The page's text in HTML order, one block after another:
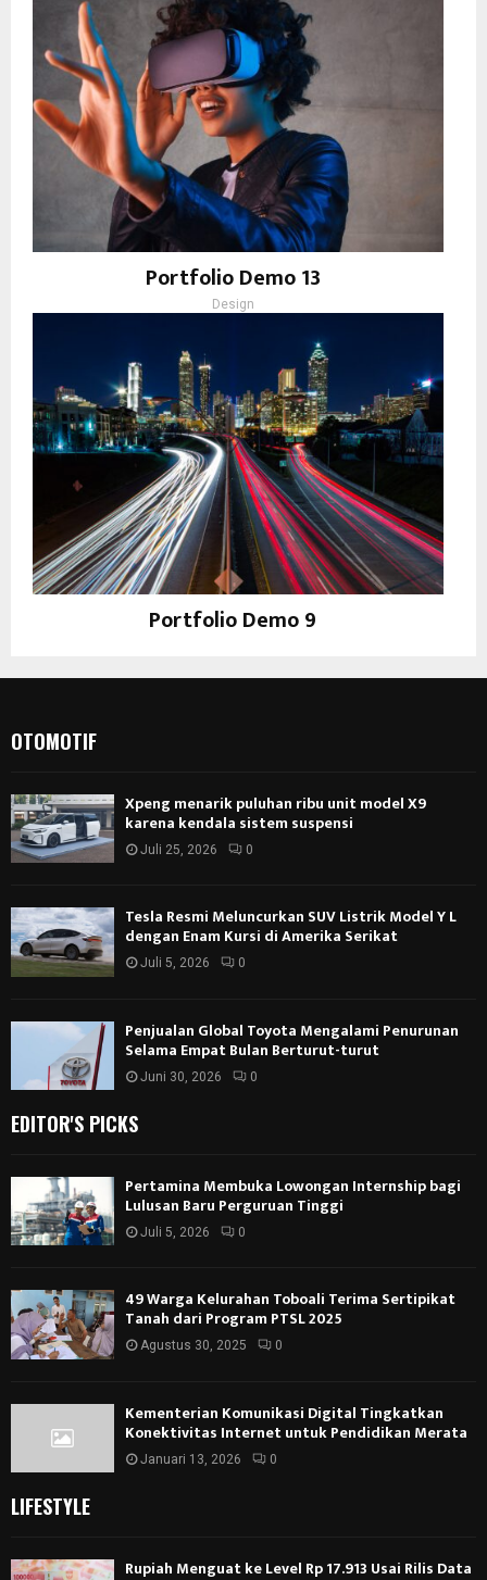
Portfolio Demo 13
Design
Portfolio Demo 9
OTOMOTIF
Xpeng menarik puluhan ribu unit model X9
karena kendala sistem suspensi
Juli 25, 2026 0
Tesla Resmi Meluncurkan SUV Listrik Model Y L
dengan Enam Kursi di Amerika Serikat
Juli 5, 2026 0
Penjualan Global Toyota Mengalami Penurunan
Selama Empat Bulan Berturut-turut
Juni 30, 2026 0
EDITOR'S PICKS
Pertamina Membuka Lowongan Internship bagi
Lulusan Baru Perguruan Tinggi
Juli 5, 2026 0
49 Warga Kelurahan Toboali Terima Sertipikat
Tanah dari Program PTSL 2025
Agustus 30, 2025 0
Kementerian Komunikasi Digital Tingkatkan
Konektivitas Internet untuk Pendidikan Merata
Januari 13, 2026 0
LIFESTYLE
Rupiah Menguat ke Level Rp 17.913 Usai Rilis Data